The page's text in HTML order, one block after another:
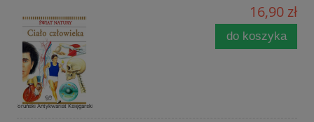
16,90 zł
do koszyka